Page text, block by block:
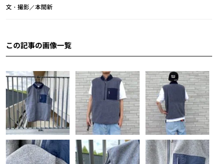
文・撮影／本間新
この記事の画像一覧